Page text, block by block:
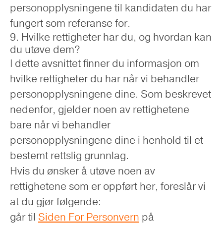
personopplysningene til kandidaten du har
fungert som referanse for.
9. Hvilke rettigheter har du, og hvordan kan
du utøve dem?
I dette avsnittet finner du informasjon om
hvilke rettigheter du har når vi behandler
personopplysningene dine. Som beskrevet
nedenfor, gjelder noen av rettighetene
bare når vi behandler
personopplysningene dine i henhold til et
bestemt rettslig grunnlag.
Hvis du ønsker å utøve noen av
rettighetene som er oppført her, foreslår vi
at du gjør følgende:
går til Siden For Personvern på